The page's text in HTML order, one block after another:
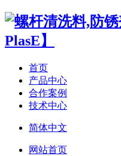
首页
产品中心
合作案例
技术中心
简体中文
网站首页